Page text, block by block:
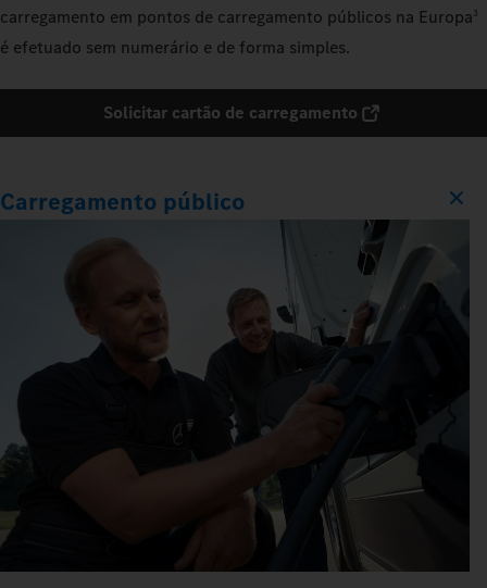
carregamento em pontos de carregamento públicos na Europa3
é efetuado sem numerário e de forma simples.
Solicitar cartão de carregamento
Carregamento público